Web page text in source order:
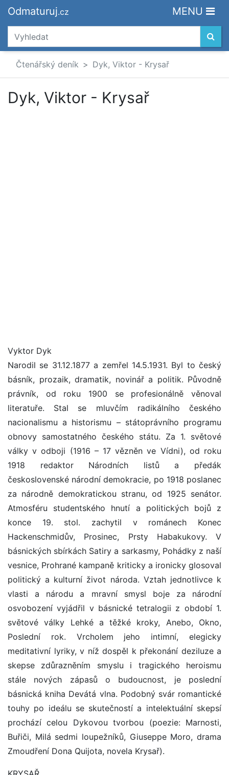
Odmaturuj.cz MENU
Čtenářský deník Dyk, Viktor - Krysař
Dyk, Viktor - Krysař
Vyktor Dyk
Narodil se 31.12.1877 a zemřel 14.5.1931. Byl to český
básník, prozaik, dramatik, novinář a politik. Původně
právník, od roku 1900 se profesionálně věnoval
literatuře. Stal se mluvčím radikálního českého
nacionalismu a historismu – státoprávního programu
obnovy samostatného českého státu. Za 1. světové
války v odboji (1916 – 17 vězněn ve Vídni), od roku
1918 redaktor Národních listů a předák
československé národní demokracie, po 1918 poslanec
za národně demokratickou stranu, od 1925 senátor.
Atmosféru studentského hnutí a politických bojů z
konce 19. stol. zachytil v románech Konec
Hackenschmidův, Prosinec, Prsty Habakukovy. V
básnických sbírkách Satiry a sarkasmy, Pohádky z naší
vesnice, Prohrané kampaně kriticky a ironicky glosoval
politický a kulturní život národa. Vztah jednotlivce k
vlasti a národu a mravní smysl boje za národní
osvobození vyjádřil v básnické tetralogii z období 1.
světové války Lehké a těžké kroky, Anebo, Okno,
Poslední rok. Vrcholem jeho intimní, elegicky
meditativní lyriky, v níž dospěl k překonání deziluze a
skepse zdůrazněním smyslu i tragického heroismu
stále nových zápasů o budoucnost, je poslední
básnická kniha Devátá vlna. Podobný svár romantické
touhy po ideálu se skutečností a intelektuální skepsí
prochází celou Dykovou tvorbou (poezie: Marnosti,
Buřiči, Milá sedmi loupežníků, Giuseppe Moro, drama
Zmoudření Dona Quijota, novela Krysař).